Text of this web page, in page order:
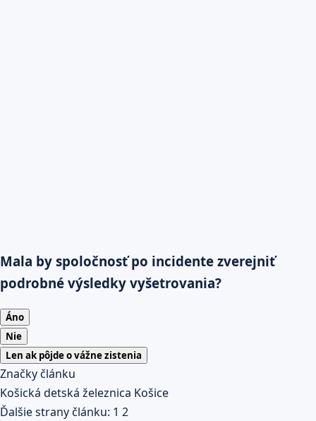
Mala by spoločnosť po incidente zverejniť
podrobné výsledky vyšetrovania?
Áno
Nie
Len ak pôjde o vážne zistenia
Značky článku
Košická detská železnica Košice
Ďalšie strany článku: 1 2